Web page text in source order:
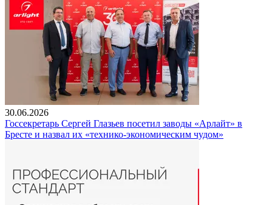
30.06.2026
Госсекретарь Сергей Глазьев посетил заводы «Арлайт» в
Бресте и назвал их «технико-экономическим чудом»